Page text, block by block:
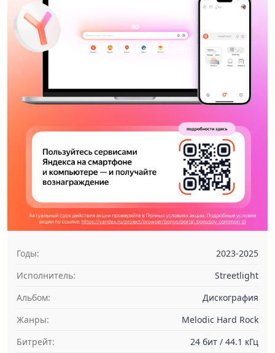
Годы:
2023-2025
Исполнитель:
Streetlight
Альбом:
Дискография
Жанры:
Melodic Hard Rock
Битрейт:
24 бит / 44.1 кГц